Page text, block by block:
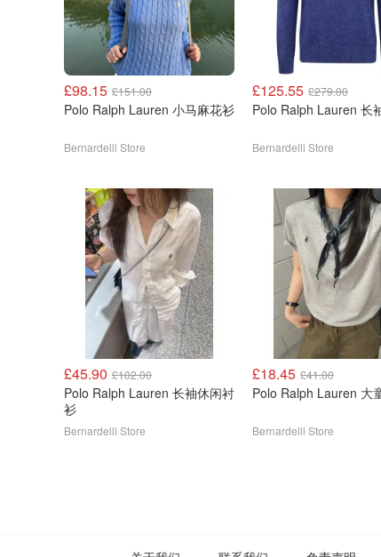
£98.15 £151.00
Polo Ralph Lauren 小马麻花衫
Bernardelli Store
£125.55 £279.00
Polo Ralph Lauren 长
Bernardelli Store
£45.90 £102.00
Polo Ralph Lauren 长袖休闲衬
衫
Bernardelli Store
£18.45 £41.00
Polo Ralph Lauren 大
Bernardelli Store